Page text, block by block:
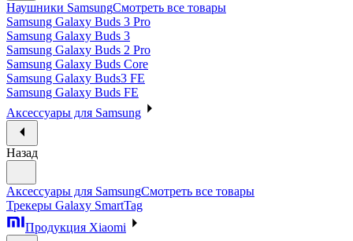
Наушники SamsungСмотреть все товары
Samsung Galaxy Buds 3 Pro
Samsung Galaxy Buds 3
Samsung Galaxy Buds 2 Pro
Samsung Galaxy Buds Core
Samsung Galaxy Buds3 FE
Samsung Galaxy Buds FE
Аксессуары для Samsung
Назад
Аксессуары для SamsungСмотреть все товары
Трекеры Galaxy SmartTag
Продукция Xiaomi